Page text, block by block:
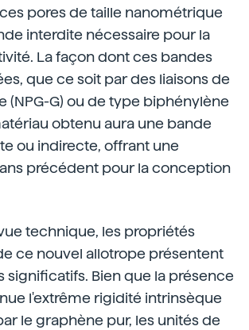
pores de taille nanométrique
interdite nécessaire pour la
La façon dont ces bandes
que ce soit par des liaisons de
(NPG-G) ou de type biphénylène
obtenu aura une bande
ou indirecte, offrant une
précédent pour la conception
technique, les propriétés
ce nouvel allotrope présentent
significatifs. Bien que la présence
l'extrême rigidité intrinsèque
le graphène pur, les unités de